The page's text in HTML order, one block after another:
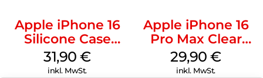
Apple iPhone 16
Silicone Case
MagSafe Fuchsia
31,90€
inkl. MwSt.
Apple iPhone 16
Pro Max Clear
Case MagSafe
Transparent
29,90€
inkl. MwSt.